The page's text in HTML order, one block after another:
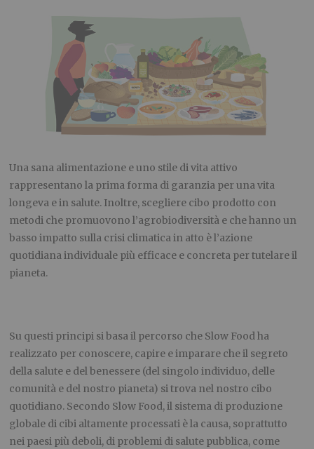
Una sana alimentazione e uno stile di vita attivo
rappresentano la prima forma di garanzia per una vita
longeva e in salute. Inoltre, scegliere cibo prodotto con
metodi che promuovono l’agrobiodiversità e che hanno un
basso impatto sulla crisi climatica in atto è l’azione
quotidiana individuale più efficace e concreta per tutelare il
pianeta.
Su questi principi si basa il percorso che Slow Food ha
realizzato per conoscere, capire e imparare che il segreto
della salute e del benessere (del singolo individuo, delle
comunità e del nostro pianeta) si trova nel nostro cibo
quotidiano. Secondo Slow Food, il sistema di produzione
globale di cibi altamente processati è la causa, soprattutto
nei paesi più deboli, di problemi di salute pubblica, come